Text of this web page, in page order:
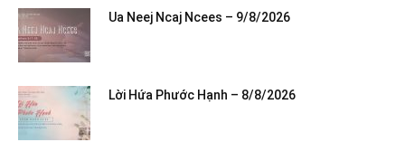
Ua Neej Ncaj Ncees – 9/8/2026
Lời Hứa Phước Hạnh – 8/8/2026